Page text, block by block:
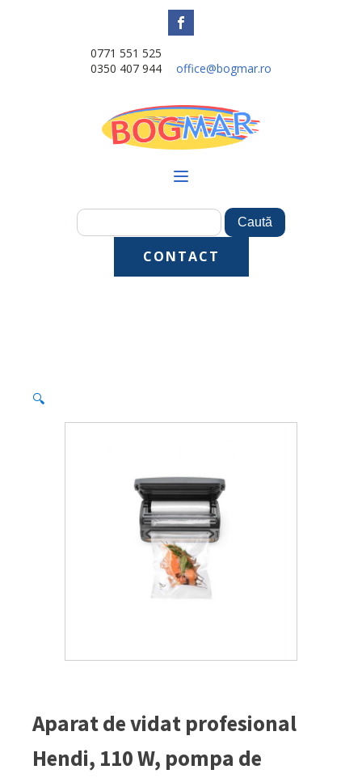
0771 551 525
0350 407 944
office@bogmar.ro
CONTACT
🔍
Aparat de vidat profesional
Hendi, 110 W, pompa de